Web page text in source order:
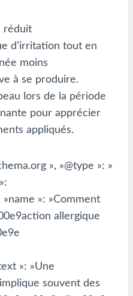
réduit
d’irritation tout en
moins
à se produire.
lors de la période
pour apprécier
appliqués.
», »@type »: »
»name »: »Comment
allergique
»: »Une
souvent des